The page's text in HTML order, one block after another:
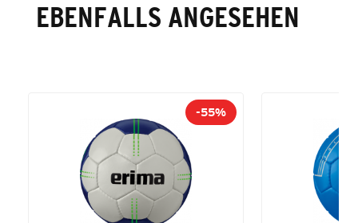
EBENFALLS ANGESEHEN
-55%